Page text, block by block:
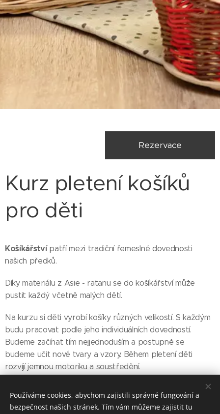
Rezervace
Kurz pletení košíků
pro děti
Košíkářstvípatří mezi tradiční řemeslné dovednosti
našich předků.
Díky materiálu z Asie - ratanu se do košíkářství může
pustit každý včetně malých dětí.
Na kurzu si děti vyrobí košíky různých velikostí. S každým
budu pracovat podle jeho individuálních dovedností.
Budeme začínat tím nejjednoduším a postupně se
budeme učit nové tvary a vzory. Během pletení děti
rozvíjí jemnou motoriku a soustředění.
Kurz je dočasně pozastaven.
Používáme cookies, abychom zajistili správné fungování a
bezpečnost našich stránek. Tím vám můžeme zajistit tu